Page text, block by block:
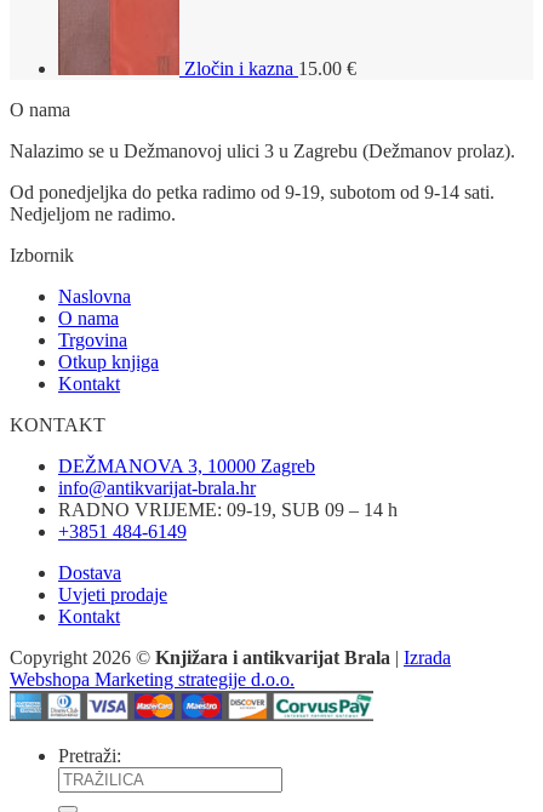
Zločin i kazna 15.00 €
O nama
Nalazimo se u Dežmanovoj ulici 3 u Zagrebu (Dežmanov prolaz).
Od ponedjeljka do petka radimo od 9-19, subotom od 9-14 sati.
Nedjeljom ne radimo.
Izbornik
Naslovna
O nama
Trgovina
Otkup knjiga
Kontakt
KONTAKT
DEŽMANOVA 3, 10000 Zagreb
info@antikvarijat-brala.hr
RADNO VRIJEME: 09-19, SUB 09 – 14 h
+3851 484-6149
Dostava
Uvjeti prodaje
Kontakt
Copyright 2026 © Knjižara i antikvarijat Brala | Izrada
Webshopa Marketing strategije d.o.o.
Pretraži: